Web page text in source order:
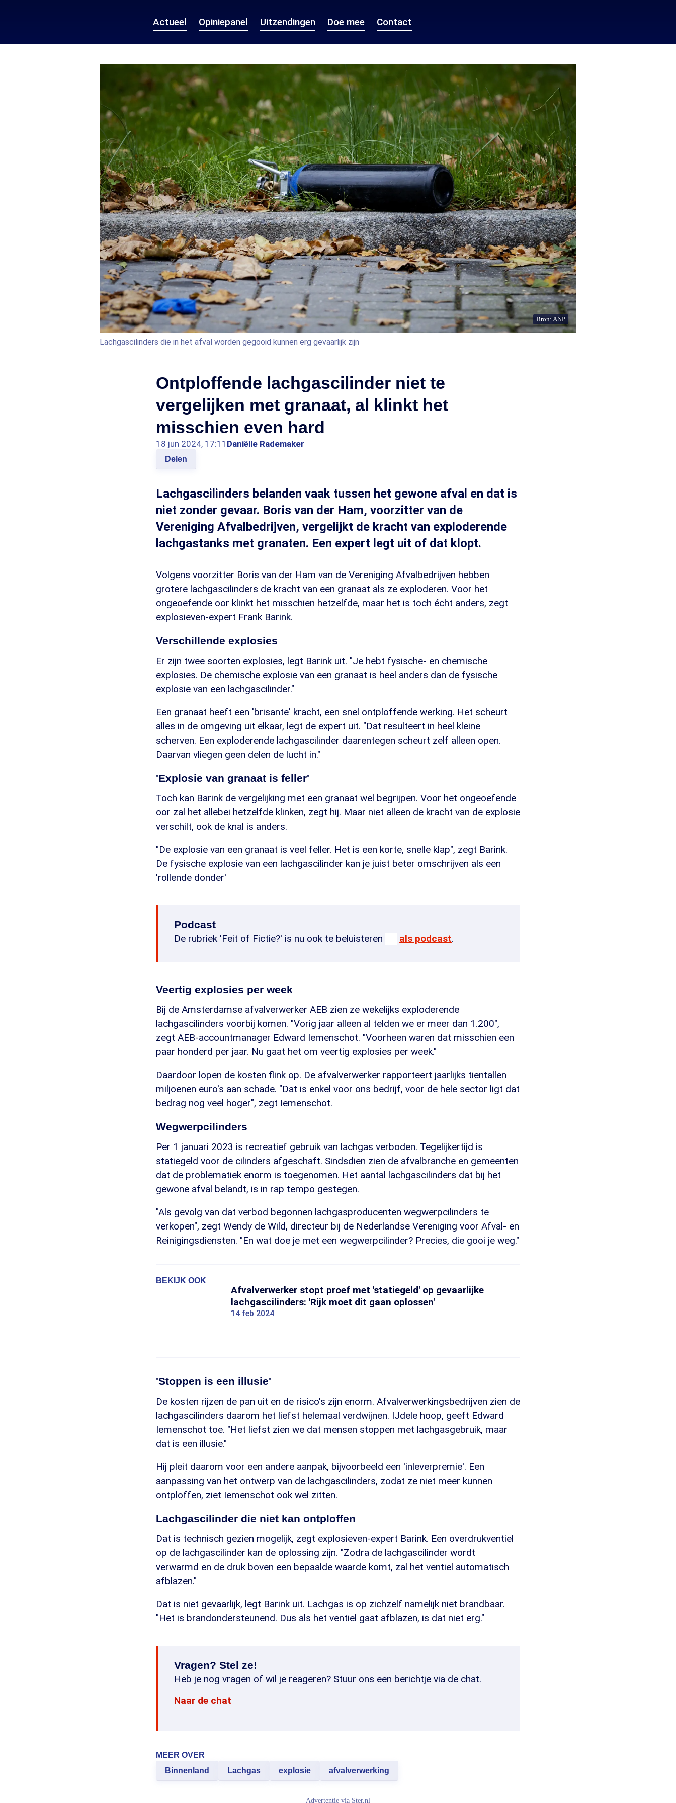
Actueel Opiniepanel Uitzendingen Doe mee Contact
Bron: ANP
Lachgascilinders die in het afval worden gegooid kunnen erg gevaarlijk zijn
Ontploffende lachgascilinder niet te
vergelijken met granaat, al klinkt het
misschien even hard
18 jun 2024, 17:11 Daniëlle Rademaker
Delen
Lachgascilinders belanden vaak tussen het gewone afval en dat is
niet zonder gevaar. Boris van der Ham, voorzitter van de
Vereniging Afvalbedrijven, vergelijkt de kracht van exploderende
lachgastanks met granaten. Een expert legt uit of dat klopt.
Volgens voorzitter Boris van der Ham van de Vereniging Afvalbedrijven hebben
grotere lachgascilinders de kracht van een granaat als ze exploderen. Voor het
ongeoefende oor klinkt het misschien hetzelfde, maar het is toch écht anders, zegt
explosieven-expert Frank Barink.
Verschillende explosies
Er zijn twee soorten explosies, legt Barink uit. "Je hebt fysische- en chemische
explosies. De chemische explosie van een granaat is heel anders dan de fysische
explosie van een lachgascilinder."
Een granaat heeft een 'brisante' kracht, een snel ontploffende werking. Het scheurt
alles in de omgeving uit elkaar, legt de expert uit. "Dat resulteert in heel kleine
scherven. Een exploderende lachgascilinder daarentegen scheurt zelf alleen open.
Daarvan vliegen geen delen de lucht in."
'Explosie van granaat is feller'
Toch kan Barink de vergelijking met een granaat wel begrijpen. Voor het ongeoefende
oor zal het allebei hetzelfde klinken, zegt hij. Maar niet alleen de kracht van de explosie
verschilt, ook de knal is anders.
"De explosie van een granaat is veel feller. Het is een korte, snelle klap", zegt Barink.
De fysische explosie van een lachgascilinder kan je juist beter omschrijven als een
'rollende donder'
Podcast
De rubriek 'Feit of Fictie?' is nu ook te beluisteren
als podcast.
Veertig explosies per week
Bij de Amsterdamse afvalverwerker AEB zien ze wekelijks exploderende
lachgascilinders voorbij komen. "Vorig jaar alleen al telden we er meer dan 1.200",
zegt AEB-accountmanager Edward Iemenschot. "Voorheen waren dat misschien een
paar honderd per jaar. Nu gaat het om veertig explosies per week."
Daardoor lopen de kosten flink op. De afvalverwerker rapporteert jaarlijks tientallen
miljoenen euro's aan schade. "Dat is enkel voor ons bedrijf, voor de hele sector ligt dat
bedrag nog veel hoger", zegt Iemenschot.
Wegwerpcilinders
Per 1 januari 2023 is recreatief gebruik van lachgas verboden. Tegelijkertijd is
statiegeld voor de cilinders afgeschaft. Sindsdien zien de afvalbranche en gemeenten
dat de problematiek enorm is toegenomen. Het aantal lachgascilinders dat bij het
gewone afval belandt, is in rap tempo gestegen.
"Als gevolg van dat verbod begonnen lachgasproducenten wegwerpcilinders te
verkopen", zegt Wendy de Wild, directeur bij de Nederlandse Vereniging voor Afval- en
Reinigingsdiensten. "En wat doe je met een wegwerpcilinder? Precies, die gooi je weg."
BEKIJK OOK
Afvalverwerker stopt proef met 'statiegeld' op gevaarlijke
lachgascilinders: 'Rijk moet dit gaan oplossen'
14 feb 2024
'Stoppen is een illusie'
De kosten rijzen de pan uit en de risico's zijn enorm. Afvalverwerkingsbedrijven zien de
lachgascilinders daarom het liefst helemaal verdwijnen. IJdele hoop, geeft Edward
Iemenschot toe. "Het liefst zien we dat mensen stoppen met lachgasgebruik, maar
dat is een illusie."
Hij pleit daarom voor een andere aanpak, bijvoorbeeld een 'inleverpremie'. Een
aanpassing van het ontwerp van de lachgascilinders, zodat ze niet meer kunnen
ontploffen, ziet Iemenschot ook wel zitten.
Lachgascilinder die niet kan ontploffen
Dat is technisch gezien mogelijk, zegt explosieven-expert Barink. Een overdrukventiel
op de lachgascilinder kan de oplossing zijn. "Zodra de lachgascilinder wordt
verwarmd en de druk boven een bepaalde waarde komt, zal het ventiel automatisch
afblazen."
Dat is niet gevaarlijk, legt Barink uit. Lachgas is op zichzelf namelijk niet brandbaar.
"Het is brandondersteunend. Dus als het ventiel gaat afblazen, is dat niet erg."
Vragen? Stel ze!
Heb je nog vragen of wil je reageren? Stuur ons een berichtje via de chat.
Naar de chat
MEER OVER
Binnenland
Lachgas explosie afvalverwerking
Advertentie via Ster.nl